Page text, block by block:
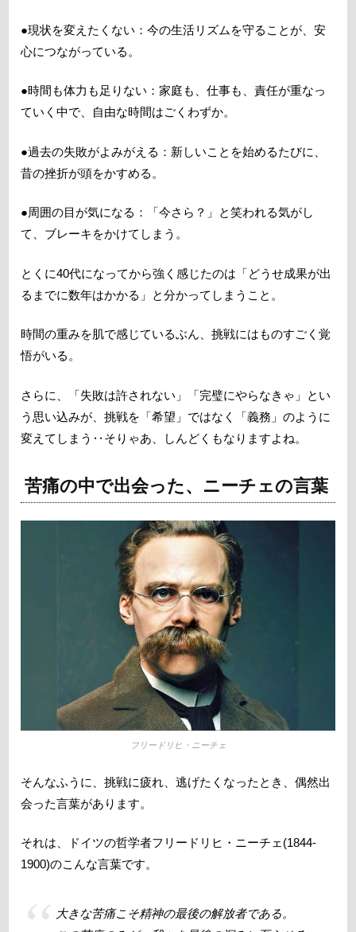
●現状を変えたくない：今の生活リズムを守ることが、安
心につながっている。
●時間も体力も足りない：家庭も、仕事も、責任が重なっ
ていく中で、自由な時間はごくわずか。
●過去の失敗がよみがえる：新しいことを始めるたびに、
昔の挫折が頭をかすめる。
●周囲の目が気になる：「今さら？」と笑われる気がし
て、ブレーキをかけてしまう。
とくに40代になってから強く感じたのは「どうせ成果が出
るまでに数年はかかる」と分かってしまうこと。
時間の重みを肌で感じているぶん、挑戦にはものすごく覚
悟がいる。
さらに、「失敗は許されない」「完璧にやらなきゃ」とい
う思い込みが、挑戦を「希望」ではなく「義務」のように
変えてしまう‥そりゃあ、しんどくもなりますよね。
苦痛の中で出会った、ニーチェの言葉
フリードリヒ・ニーチェ
そんなふうに、挑戦に疲れ、逃げたくなったとき、偶然出
会った言葉があります。
それは、ドイツの哲学者フリードリヒ・ニーチェ(1844-
1900)のこんな言葉です。
大きな苦痛こそ精神の最後の解放者である。